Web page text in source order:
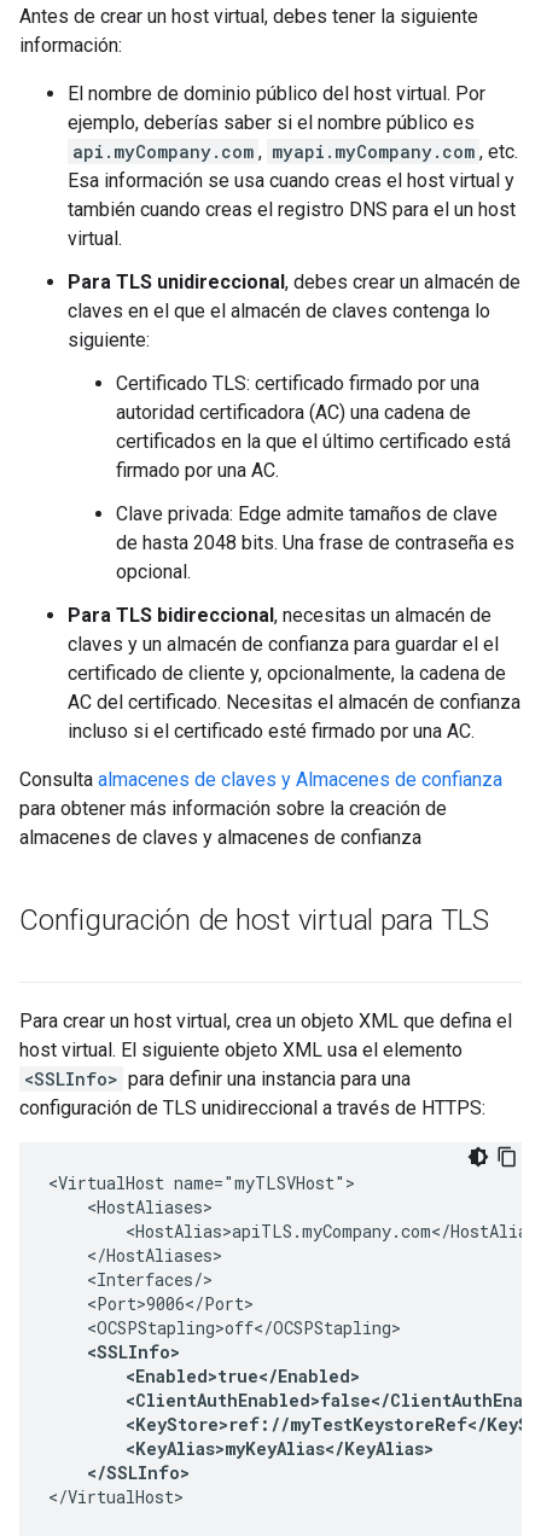
Antes de crear un host virtual, debes tener la siguiente
información:
El nombre de dominio público del host virtual. Por
ejemplo, deberías saber si el nombre público es
api.myCompany.com , myapi.myCompany.com , etc.
Esa información se usa cuando creas el host virtual y
también cuando creas el registro DNS para el un host
virtual.
Para TLS unidireccional, debes crear un almacén de
claves en el que el almacén de claves contenga lo
siguiente:
Certificado TLS: certificado firmado por una
autoridad certificadora (AC) una cadena de
certificados en la que el último certificado está
firmado por una AC.
Clave privada: Edge admite tamaños de clave
de hasta 2048 bits. Una frase de contraseña es
opcional.
Para TLS bidireccional, necesitas un almacén de
claves y un almacén de confianza para guardar el el
certificado de cliente y, opcionalmente, la cadena de
AC del certificado. Necesitas el almacén de confianza
incluso si el certificado esté firmado por una AC.
Consulta almacenes de claves y Almacenes de confianza
para obtener más información sobre la creación de
almacenes de claves y almacenes de confianza
Configuración de host virtual para TLS
Para crear un host virtual, crea un objeto XML que defina el
host virtual. El siguiente objeto XML usa el elemento
<SSLInfo> para definir una instancia para una
configuración de TLS unidireccional a través de HTTPS:
<VirtualHost name="myTLSVHost">
    <HostAliases>
<HostAlias>apiTLS.myCompany.com</
    </HostAliases>
    <Interfaces/>
    <Port>9006</Port>
    <OCSPStapling>off</OCSPStapling>
<SSLInfo>
        <Enabled>true</Enabled>
<ClientAuthEnabled>false</
<KeyStore>ref://myTestKeystoreRef</
        <KeyAlias>myKeyAlias</KeyAlias>
    </SSLInfo>
</VirtualHost>